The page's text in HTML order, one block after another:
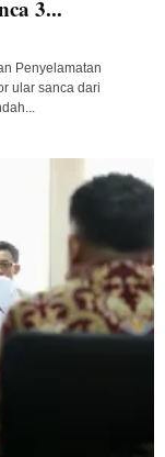
3...
Penyelamatan
ular sanca dari